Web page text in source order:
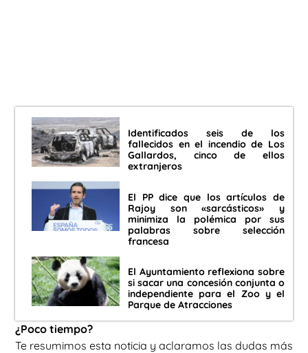
Identificados seis de los
fallecidos en el incendio de Los
Gallardos, cinco de ellos
extranjeros
El PP dice que los artículos de
Rajoy son «sarcásticos» y
minimiza la polémica por sus
palabras sobre selección
francesa
El Ayuntamiento reflexiona sobre
si sacar una concesión conjunta o
independiente para el Zoo y el
Parque de Atracciones
¿Poco tiempo?
Te resumimos esta noticia y aclaramos las dudas más